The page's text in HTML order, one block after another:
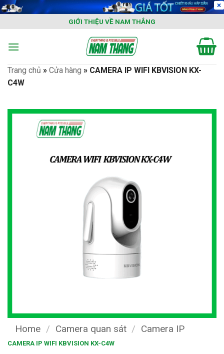
Skip
content
GIỚI THIỆU VỀ NAM THẮNG
Trang chủ » Cửa hàng » CAMERA IP WIFI KBVISION KX-
C4W
Home / Camera quan sát / Camera IP
CAMERA IP WIFI KBVISION KX-C4W